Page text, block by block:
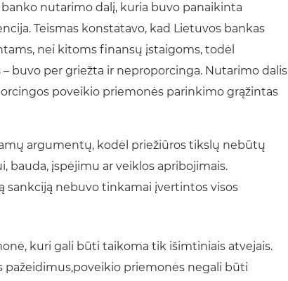
nutarimo dalį, kuria buvo panaikinta
Teismas konstatavo, kad Lietuvos bankas
nei kitoms finansų įstaigoms, todėl
buvo per griežta ir neproporcinga. Nutarimo dalis
poveikio priemonės parinkimo grąžintas
argumentų, kodėl priežiūros tikslų nebūtų
bauda, įspėjimu ar veiklos apribojimais.
sankciją nebuvo tinkamai įvertintos visos
kuri gali būti taikoma tik išimtiniais atvejais.
pažeidimus,poveikio priemonės negali būti